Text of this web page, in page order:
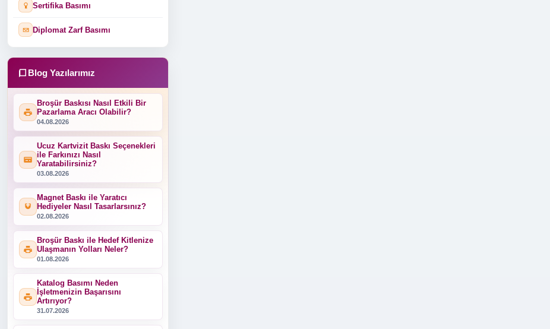
Sertifika Basımı
Diplomat Zarf Basımı
Blog Yazılarımız
Broşür Baskısı Nasıl Etkili Bir
Pazarlama Aracı Olabilir?
04.08.2026
Ucuz Kartvizit Baskı Seçenekleri
ile Farkınızı Nasıl
Yaratabilirsiniz?
03.08.2026
Magnet Baskı ile Yaratıcı
Hediyeler Nasıl Tasarlarsınız?
02.08.2026
Broşür Baskı ile Hedef Kitlenize
Ulaşmanın Yolları Neler?
01.08.2026
Katalog Basımı Neden
İşletmenizin Başarısını
Artırıyor?
31.07.2026